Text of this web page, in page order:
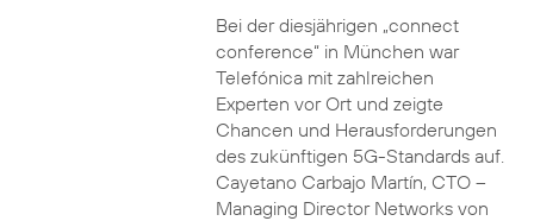
Bei der diesjährigen „connect
conference“ in München war
Telefónica mit zahlreichen
Experten vor Ort und zeigte
Chancen und Herausforderungen
des zukünftigen 5G-Standards auf.
Cayetano Carbajo Martín, CTO –
Managing Director Networks von